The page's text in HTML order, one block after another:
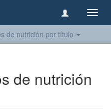
de nutrición por título
de nutrición